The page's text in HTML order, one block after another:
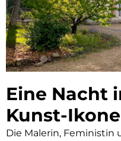
Eine Nacht
Kunst-
Die Malerin, Feministin